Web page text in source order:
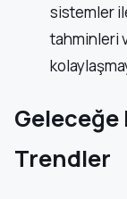
sistemler
tahminleri
Geleceğe
Trendler